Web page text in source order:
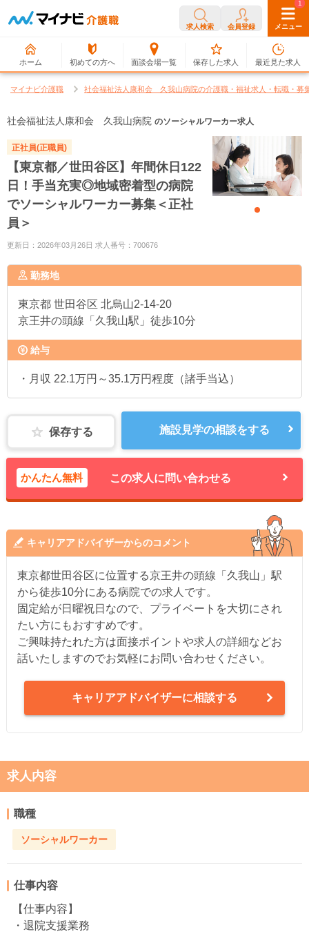
求人検索 会員登録 メニュー
ホーム 初めての方へ 面談会場一覧
0
保存した求人
1
最近見た求人
マイナビ介護職 社会福祉法人康和会 久我山病院の介護職・福祉求人・転職・募
社会福祉法人康和会 久我山病院 のソーシャルワーカー求人
正社員(正職員)
【東京都／世田谷区】年間休日122
日！手当充実◎地域密着型の病院
でソーシャルワーカー募集＜正社
員＞
更新日：2026年03月26日 求人番号：700676
勤務地
東京都 世田谷区 北烏山2-14-20
京王井の頭線「久我山駅」徒歩10分
給与
・月収 22.1万円～35.1万円程度（諸手当込）
保存する 施設見学の相談をする
かんたん無料 この求人に問い合わせる
キャリアアドバイザーからのコメント
東京都世田谷区に位置する京王井の頭線「久我山」駅
から徒歩10分にある病院での求人です。
固定給が日曜祝日なので、プライベートを大切にされ
たい方にもおすすめです。
ご興味持たれた方は面接ポイントや求人の詳細などお
話いたしますのでお気軽にお問い合わせください。
キャリアアドバイザーに相談する
求人内容
職種
ソーシャルワーカー
仕事内容
【仕事内容】
・退院支援業務